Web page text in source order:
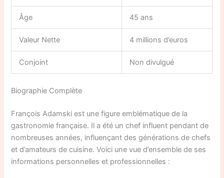
Âge 45 ans
Valeur Nette 4 millions d’euros
Conjoint Non divulgué
Biographie Complète
François Adamski est une figure emblématique de la
gastronomie française. Il a été un chef influent pendant de
nombreuses années, influençant des générations de chefs
et d’amateurs de cuisine. Voici une vue d’ensemble de ses
informations personnelles et professionnelles :